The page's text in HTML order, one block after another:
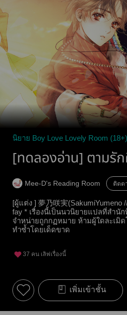
นิยาย Boy Love Lovely Room (18+)
[ทดลองอ่าน] ตามรั
Mee-D's Reading Room ติดต
[ผู้แต่ง ] 夢乃咲実
fay * เรื่องนี้เป็นนวนิยายแปลที่สำ
จำหน่ายถูกกฏหมาย ห้ามผู้ใดละเมิ
ทำซ้ำโดยเด็ดขาด
37 คน เลิฟเรื่องนี้
เพิ่มเข้าชั้น